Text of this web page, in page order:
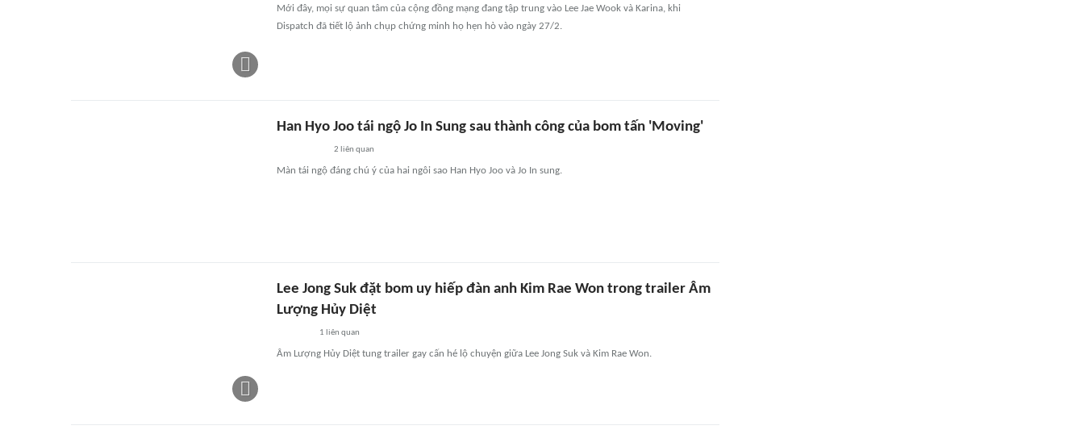
Mới đây, mọi sự quan tâm của cộng đồng mạng đang tập trung vào Lee Jae Wook và Karina, khi
Dispatch đã tiết lộ ảnh chụp chứng minh họ hẹn hò vào ngày 27/2.
Han Hyo Joo tái ngộ Jo In Sung sau thành công của bom tấn 'Moving'
2 liên quan
Màn tái ngộ đáng chú ý của hai ngôi sao Han Hyo Joo và Jo In sung.
Lee Jong Suk đặt bom uy hiếp đàn anh Kim Rae Won trong trailer Âm
Lượng Hủy Diệt
1 liên quan
Âm Lượng Hủy Diệt tung trailer gay cấn hé lộ chuyện giữa Lee Jong Suk và Kim Rae Won.